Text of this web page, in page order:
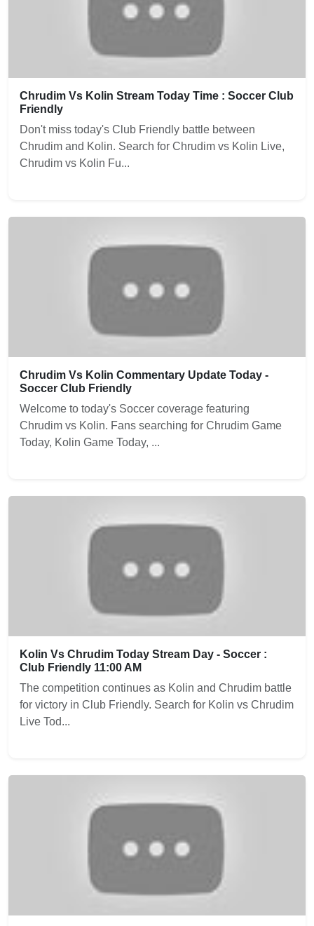
Chrudim Vs Kolin Stream Today Time : Soccer Club
Friendly
Don't miss today's Club Friendly battle between
Chrudim and Kolin. Search for Chrudim vs Kolin Live,
Chrudim vs Kolin Fu...
Chrudim Vs Kolin Commentary Update Today -
Soccer Club Friendly
Welcome to today's Soccer coverage featuring
Chrudim vs Kolin. Fans searching for Chrudim Game
Today, Kolin Game Today, ...
Kolin Vs Chrudim Today Stream Day - Soccer :
Club Friendly 11:00 AM
The competition continues as Kolin and Chrudim battle
for victory in Club Friendly. Search for Kolin vs Chrudim
Live Tod...